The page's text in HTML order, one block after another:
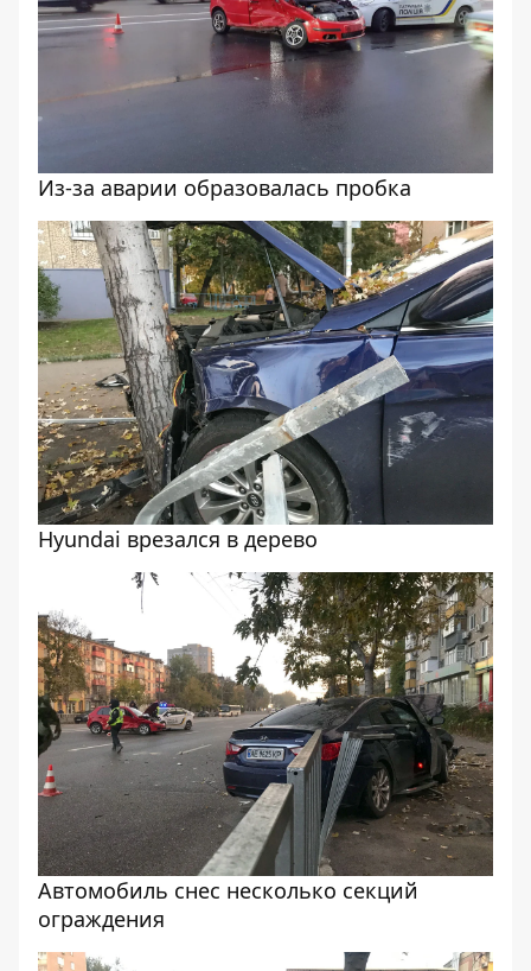
Из-за аварии образовалась пробка
Hyundai врезался в дерево
Автомобиль снес несколько секций
ограждения